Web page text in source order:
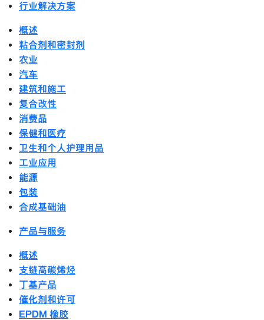
行业解决方案
概述
粘合剂和密封剂
农业
汽车
建筑和施工
复合改性
消费品
保健和医疗
卫生和个人护理用品
工业应用
能源
包装
合成基础油
产品与服务
概述
支链高碳烯烃
丁基产品
催化剂和许可
EPDM 橡胶